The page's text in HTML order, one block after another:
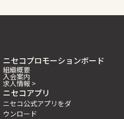
ニセコプロモーションボード
組織概要
入会案内
求人情報 >
ニセコアプリ
ニセコ公式アプリをダ
ウンロード